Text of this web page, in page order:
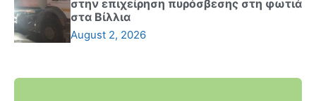
στην επιχείρηση πυρόσβεσης στη φωτιά
στα Βίλλια
August 2, 2026